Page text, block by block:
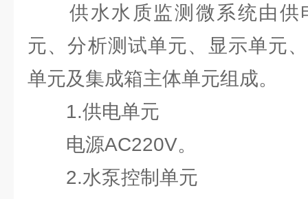
供水水质监测微系统由供
元、分析测试单元、显示单元
单元及集成箱主体单元组成。
1.供电单元
电源AC220V。
2.水泵控制单元